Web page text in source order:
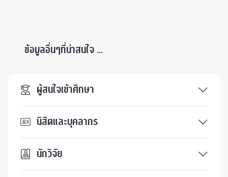
ข้อมูลอื่นๆที่น่าสนใจ ...
ผู้สนใจเข้าศึกษา
นิสิตและบุคลากร
นักวิจัย